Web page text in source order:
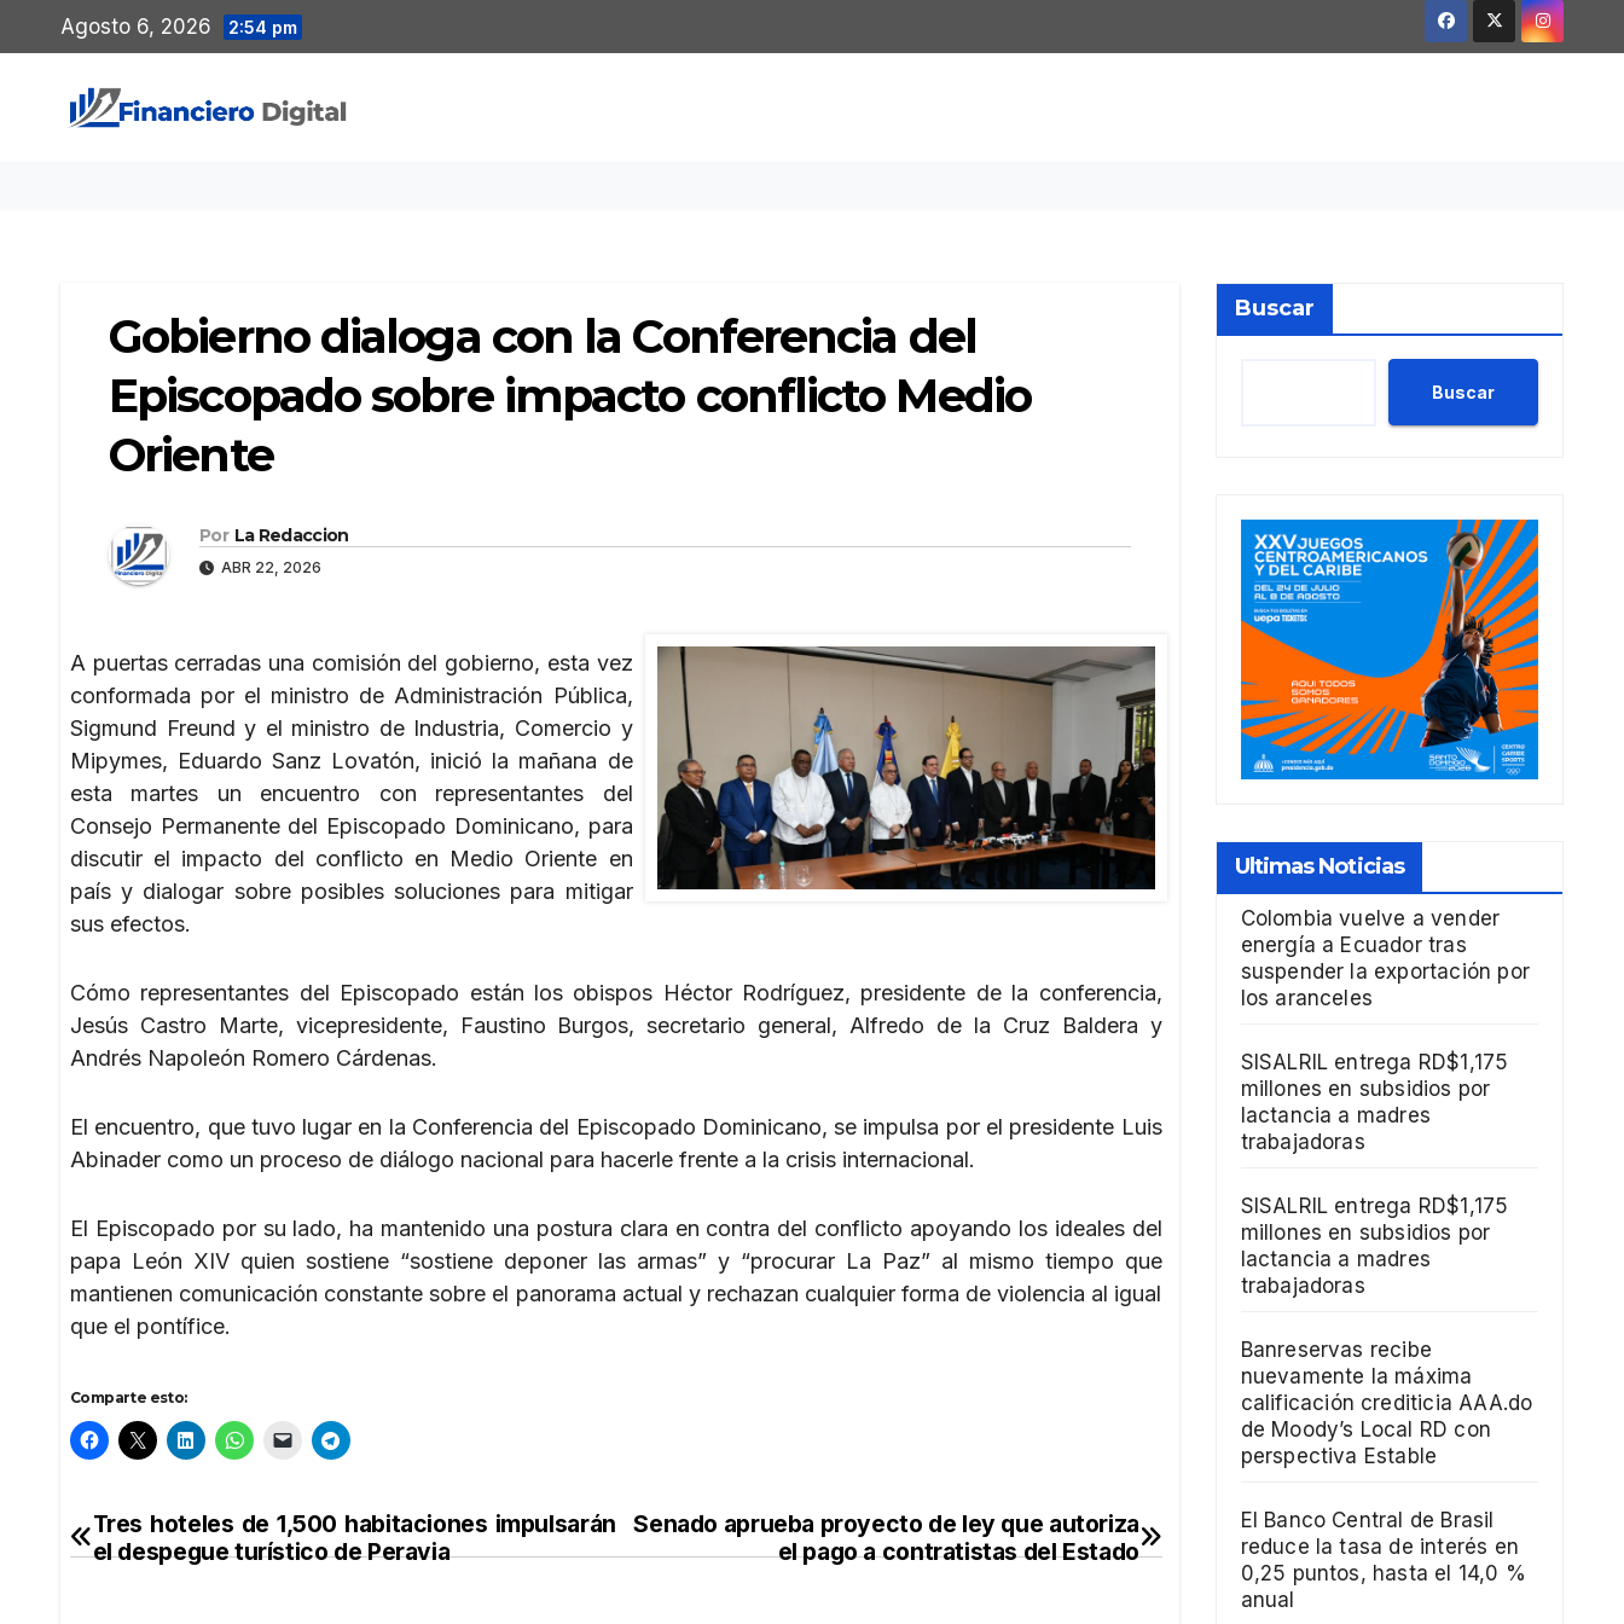
al
contenido
Agosto 6, 2026 2:54 pm
Gobierno dialoga con la Conferencia del
Episcopado sobre impacto conflicto Medio
Oriente
Por La Redaccion
ABR 22, 2026
A puertas cerradas una comisión del gobierno, esta vez
conformada por el ministro de Administración Pública,
Sigmund Freund y el ministro de Industria, Comercio y
Mipymes, Eduardo Sanz Lovatón, inició la mañana de
esta martes un encuentro con representantes del
Consejo Permanente del Episcopado Dominicano, para
discutir el impacto del conflicto en Medio Oriente en
país y dialogar sobre posibles soluciones para mitigar
sus efectos.
Cómo representantes del Episcopado están los obispos Héctor Rodríguez, presidente de la conferencia,
Jesús Castro Marte, vicepresidente, Faustino Burgos, secretario general, Alfredo de la Cruz Baldera y
Andrés Napoleón Romero Cárdenas.
El encuentro, que tuvo lugar en la Conferencia del Episcopado Dominicano, se impulsa por el presidente Luis
Abinader como un proceso de diálogo nacional para hacerle frente a la crisis internacional.
El Episcopado por su lado, ha mantenido una postura clara en contra del conflicto apoyando los ideales del
papa León XIV quien sostiene “sostiene deponer las armas” y “procurar La Paz” al mismo tiempo que
mantienen comunicación constante sobre el panorama actual y rechazan cualquier forma de violencia al igual
que el pontífice.
Comparte esto:
Navegación
Senado aprueba proyecto de ley que autoriza
el pago a contratistas del Estado
Tres hoteles de 1,500 habitaciones impulsarán
el despegue turístico de Peravia
Buscar
Buscar
Ultimas Noticias
Colombia vuelve a vender
energía a Ecuador tras
suspender la exportación por
los aranceles
SISALRIL entrega RD$1,175
millones en subsidios por
lactancia a madres
trabajadoras
SISALRIL entrega RD$1,175
millones en subsidios por
lactancia a madres
trabajadoras
Banreservas recibe
nuevamente la máxima
calificación crediticia AAA.do
de Moody’s Local RD con
perspectiva Estable
El Banco Central de Brasil
reduce la tasa de interés en
0,25 puntos, hasta el 14,0 %
anual